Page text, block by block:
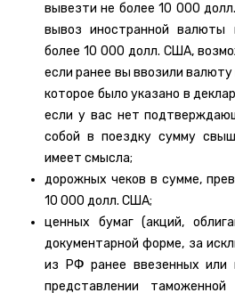
вывезти не более 10 000
вывоз иностранной валюты
более 10 000 долл. США,
если ранее вы ввозили
которое было указано в
если у вас нет
собой в поездку сумму
имеет смысла;
дорожных чеков в сумме,
10 000 долл. США;
ценных бумаг (акций,
документарной форме, за
из РФ ранее ввезенных или
представлении